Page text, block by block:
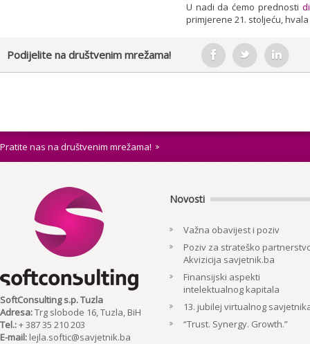
U nadi da ćemo prednosti
primjerene 21. stoljeću,
Podijelite na društvenim mrežama!
Pratite nas na društvenim mrežama!
SoftConsulting s.p. Tuzla
Adresa:Trg slobode 16, Tuzla, BiH
Tel.:+ 387 35 210 203
E-mail: lejla.softic@savjetnik.ba
Novosti
Važna obavijest i poziv
Poziv za strateško
Akvizicija savjetnik.ba
Finansijski aspekti
intelektualnog kapitala
13. jubilej virtualnog
“Trust. Synergy. Growth.”